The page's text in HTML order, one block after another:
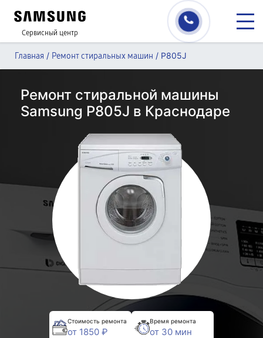
Сервисный центр
Главная / Ремонт стиральных машин / P805J
Ремонт стиральной машины
Samsung P805J в Краснодаре
Стоимость ремонта
от 1850 ₽
Время ремонта
от 30 мин